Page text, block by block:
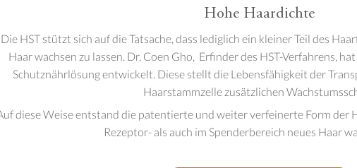
Hohe Haardichte
Die HST stützt sich auf die Tatsache, dass lediglich ein kleiner Teil des
Haar wachsen zu lassen. Dr. Coen Gho, Erfinder des HST-Verfahrens,
Schutznährlösung entwickelt. Diese stellt die Lebensfähigkeit der
Haarstammzelle zusätzlichen
diese Weise entstand die patentierte und weiter verfeinerte Form der
Rezeptor- als auch im Spenderbereich neues Haar